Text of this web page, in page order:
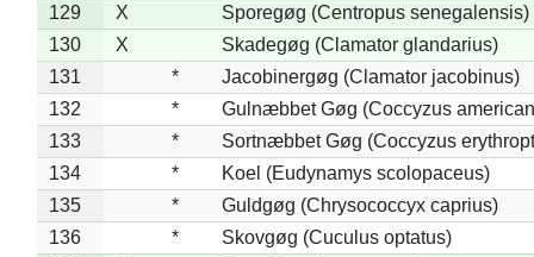
129
X
Sporegøg (Centropus senegalensis)
130
X
Skadegøg (Clamator glandarius)
131
*
Jacobinergøg (Clamator jacobinus)
132
*
Gulnæbbet Gøg (Coccyzus
133
*
Sortnæbbet Gøg (Coccyzus
134
*
Koel (Eudynamys scolopaceus)
135
*
Guldgøg (Chrysococcyx caprius)
136
*
Skovgøg (Cuculus optatus)